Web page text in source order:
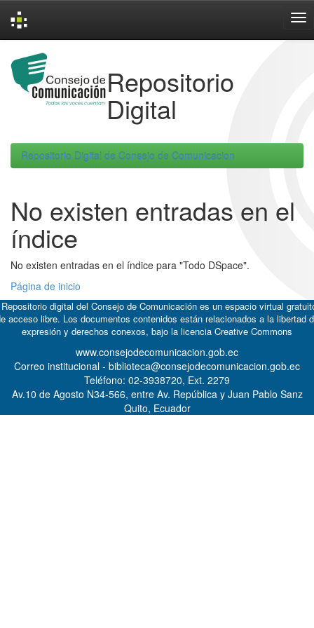
navigation
Repositorio
Digital
Repositorio Digital de Consejo de Comunicacion
No existen entradas en el
índice
No existen entradas en el índice para "Todo DSpace".
Página de inicio
digital del Consejo de Comunicación es un espacio virtual
acceso libre. Los documentos contenidos están relacionados a la libertad
expresión y derechos conexos, bajo la licencia Creative Commons
www.consejodecomunicacion.gob.ec
Correo institucional - biblioteca@consejodecomunicacion.gob.ec
Teléfono: 02-3938720, Ext. 2279
Av.10 de Agosto N34-566, entre Av. República y Juan Pablo Sanz
Quito, Ecuador